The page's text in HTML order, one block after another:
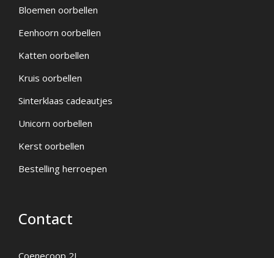
Bloemen oorbellen
Eenhoorn oorbellen
Katten oorbellen
Kruis oorbellen
Sinterklaas cadeautjes
Unicorn oorbellen
Kerst oorbellen
Bestelling herroepen
Contact